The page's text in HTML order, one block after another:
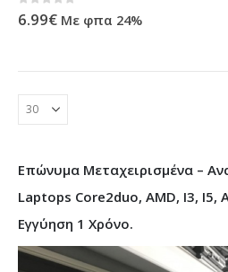
0out of 5
6.99€ Με φπα 24%
Επώνυμα Μεταχειρισμένα –
Laptops Core2duo, AMD, I3,
Εγγύηση 1 Χρόνο.